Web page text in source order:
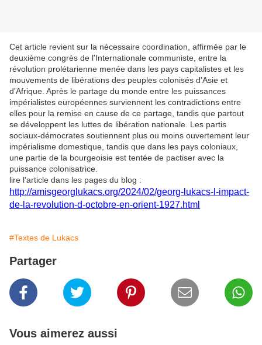
Cet article revient sur la nécessaire coordination, affirmée par le
deuxième congrès de l'Internationale communiste, entre la
révolution prolétarienne menée dans les pays capitalistes et les
mouvements de libérations des peuples colonisés d'Asie et
d'Afrique. Après le partage du monde entre les puissances
impérialistes européennes surviennent les contradictions entre
elles pour la remise en cause de ce partage, tandis que partout
se développent les luttes de libération nationale. Les partis
sociaux-démocrates soutiennent plus ou moins ouvertement leur
impérialisme domestique, tandis que dans les pays coloniaux,
une partie de la bourgeoisie est tentée de pactiser avec la
puissance colonisatrice.
lire l'article dans les pages du blog :
http://amisgeorglukacs.org/2024/02/georg-lukacs-l-impact-
de-la-revolution-d-octobre-en-orient-1927.html
#Textes de Lukacs
Partager
Vous aimerez aussi